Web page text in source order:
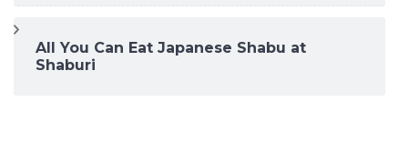
All You Can Eat Japanese Shabu at
Shaburi